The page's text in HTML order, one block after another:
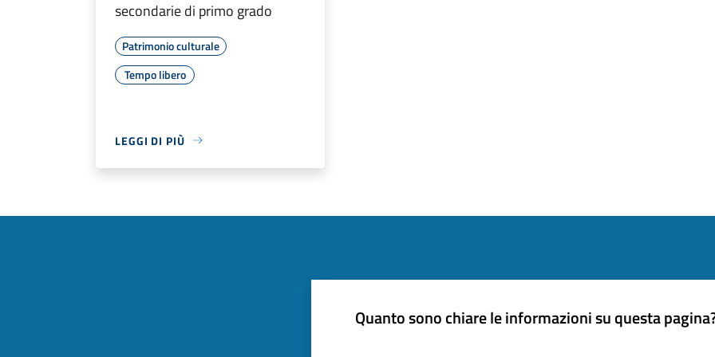
secondarie di primo grado
Patrimonio culturale
Tempo libero
LEGGI DI PIÙ
Quanto sono chiare le informazioni su questa